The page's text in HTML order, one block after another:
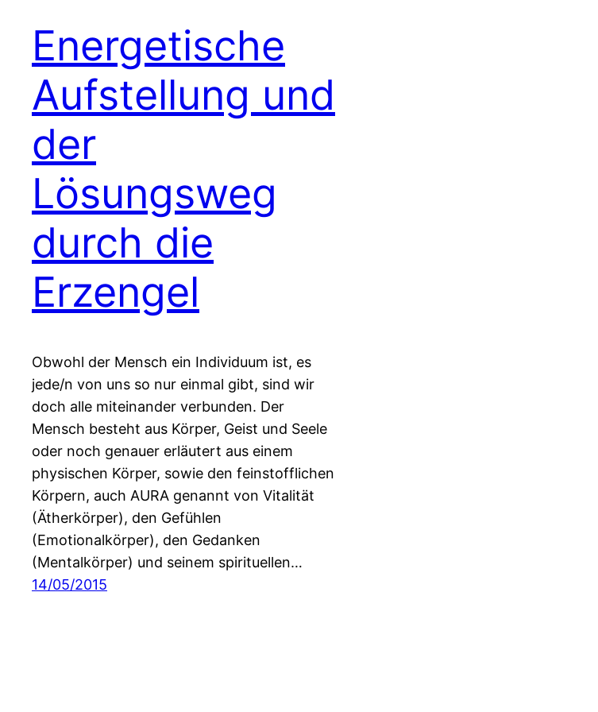
Energetische
Aufstellung und
der
Lösungsweg
durch die
Erzengel
Obwohl der Mensch ein Individuum ist, es
jede/n von uns so nur einmal gibt, sind wir
doch alle miteinander verbunden. Der
Mensch besteht aus Körper, Geist und Seele
oder noch genauer erläutert aus einem
physischen Körper, sowie den feinstofflichen
Körpern, auch AURA genannt von Vitalität
(Ätherkörper), den Gefühlen
(Emotionalkörper), den Gedanken
(Mentalkörper) und seinem spirituellen…
14/05/2015